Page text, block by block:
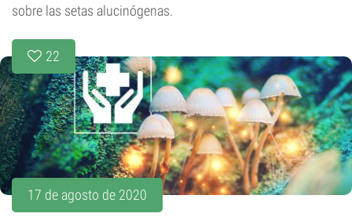
sobre las setas alucinógenas.
22
17 de agosto de 2020